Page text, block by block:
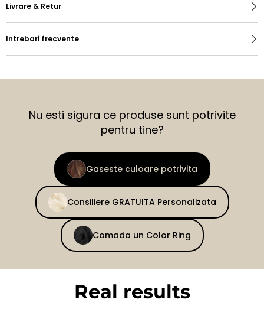
Livrare & Retur
Intrebari frecvente
Nu esti sigura ce produse sunt potrivite
pentru tine?
Gaseste culoare potrivita
Consiliere GRATUITA Personalizata
Comada un Color Ring
Real results